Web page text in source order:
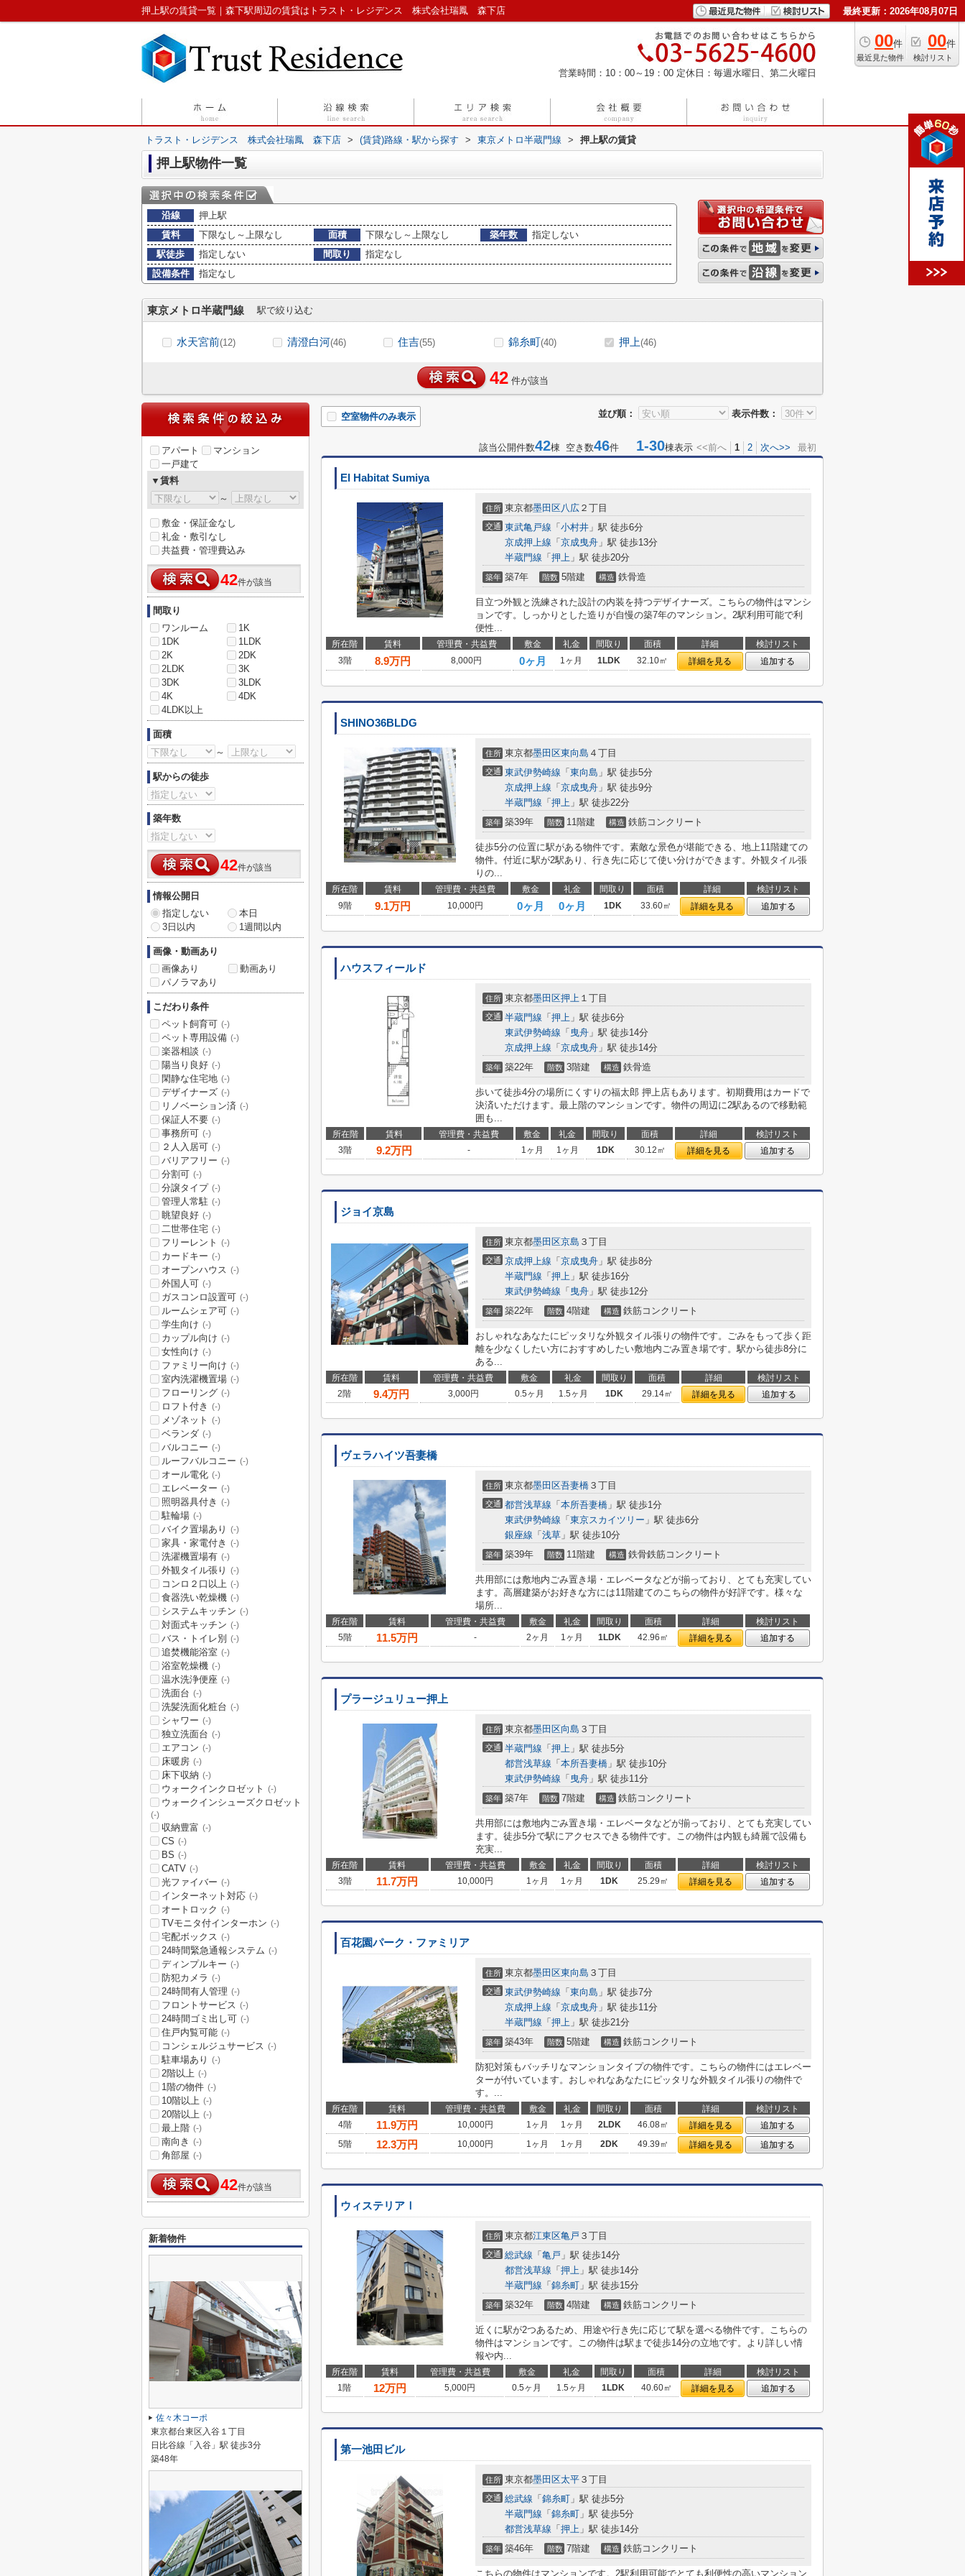
押上駅の賃貸一覧｜森下駅周辺の賃貸はトラスト・レジデンス 株式会社瑞鳳 森下店 最終更新：2026年08月07日
00件
最近見た物件
00件
検討リスト
営業時間：10：00～19：00 定休日：毎週水曜日、第二火曜日
トラスト・レジデンス 株式会社瑞鳳 森下店 > (賃貸)路線・駅から探す > 東京メトロ半蔵門線 > 押上駅の賃貸
押上駅物件一覧
沿線
押上駅
賃料
下限なし～上限なし 面積 下限なし～上限なし 築年数
指定しない
駅徒歩
指定しない 間取り
指定なし
設備条件
指定なし
東京メトロ半蔵門線 駅で絞り込む
水天宮前(12) 清澄白河(46) 住吉(55) 錦糸町(40) 押上(46)
42 件が該当
並び順： 表示件数：
空室物件のみ表示
該当公開件数42棟 空き数46件 1-30棟表示 <<前へ 1 2 次へ>> 最初
El Habitat Sumiya
住所 東京都墨田区八広 ２丁目
交通 東武亀戸線 「 小村井 」駅 徒歩6分
京成押上線 「 京成曳舟 」駅 徒歩13分
半蔵門線 「 押上 」駅 徒歩20分
築年 築7年 階数 5階建 構造 鉄骨造
目立つ外観と洗練された設計の内装を持つデザイナーズ。こちらの物件はマンシ
ョンです。しっかりとした造りが自慢の築7年のマンション。2駅利用可能で利
便性...
所在階 賃料 管理費・共益費 敷金 礼金 間取り 面積 詳細
検討リスト
3階
8.9万円 8,000円 0ヶ月 1ヶ月 1LDK 32.10㎡ 詳細を見る 追加する
SHINO36BLDG
住所 東京都墨田区東向島 ４丁目
交通 東武伊勢崎線 「 東向島 」駅 徒歩5分
京成押上線 「 京成曳舟 」駅 徒歩9分
半蔵門線 「 押上 」駅 徒歩22分
築年 築39年 階数 11階建 構造 鉄筋コンクリート
徒歩5分の位置に駅がある物件です。素敵な景色が堪能できる、地上11階建ての
物件。付近に駅が2駅あり、行き先に応じて使い分けができます。外観タイル張
りの...
所在階 賃料 管理費・共益費 敷金 礼金 間取り 面積 詳細
検討リスト
9階
9.1万円 10,000円 0ヶ月 0ヶ月 1DK 33.60㎡ 詳細を見る 追加する
ハウスフィールド
住所 東京都墨田区押上 １丁目
交通 半蔵門線 「 押上 」駅 徒歩6分
東武伊勢崎線 「 曳舟 」駅 徒歩14分
京成押上線 「 京成曳舟 」駅 徒歩14分
築年 築22年 階数 3階建 構造 鉄骨造
歩いて徒歩4分の場所にくすりの福太郎 押上店もあります。初期費用はカードで
決済いただけます。最上階のマンションです。物件の周辺に2駅あるので移動範
囲も...
所在階 賃料 管理費・共益費 敷金 礼金 間取り 面積 詳細
検討リスト
3階
9.2万円 - 1ヶ月 1ヶ月 1DK 30.12㎡ 詳細を見る 追加する
ジョイ京島
住所 東京都墨田区京島 ３丁目
交通 京成押上線 「 京成曳舟 」駅 徒歩8分
半蔵門線 「 押上 」駅 徒歩16分
東武伊勢崎線 「 曳舟 」駅 徒歩12分
築年 築22年 階数 4階建 構造 鉄筋コンクリート
おしゃれなあなたにピッタリな外観タイル張りの物件です。ごみをもって歩く距
離を少なくしたい方におすすめしたい敷地内ごみ置き場です。駅から徒歩8分に
ある...
所在階 賃料 管理費・共益費 敷金 礼金 間取り 面積 詳細
検討リスト
2階
9.4万円 3,000円 0.5ヶ月 1.5ヶ月 1DK 29.14㎡ 詳細を見る 追加する
ヴェラハイツ吾妻橋
住所 東京都墨田区吾妻橋 ３丁目
交通 都営浅草線 「 本所吾妻橋 」駅 徒歩1分
東武伊勢崎線 「 東京スカイツリー 」駅 徒歩6分
銀座線 「 浅草 」駅 徒歩10分
築年 築39年 階数 11階建 構造 鉄骨鉄筋コンクリート
共用部には敷地内ごみ置き場・エレベータなどが揃っており、とても充実してい
ます。高層建築がお好きな方には11階建てのこちらの物件が好評です。様々な
場所...
所在階 賃料 管理費・共益費 敷金 礼金 間取り 面積 詳細
検討リスト
5階
11.5万円 - 2ヶ月 1ヶ月 1LDK 42.96㎡ 詳細を見る 追加する
プラージュリュー押上
住所 東京都墨田区向島 ３丁目
交通 半蔵門線 「 押上 」駅 徒歩5分
都営浅草線 「 本所吾妻橋 」駅 徒歩10分
東武伊勢崎線 「 曳舟 」駅 徒歩11分
築年 築7年 階数 7階建 構造 鉄筋コンクリート
共用部には敷地内ごみ置き場・エレベータなどが揃っており、とても充実してい
ます。徒歩5分で駅にアクセスできる物件です。この物件は内観も綺麗で設備も
充実...
所在階 賃料 管理費・共益費 敷金 礼金 間取り 面積 詳細
検討リスト
3階
11.7万円 10,000円 1ヶ月 1ヶ月 1DK 25.29㎡ 詳細を見る 追加する
百花園パーク・ファミリア
住所 東京都墨田区東向島 ３丁目
交通 東武伊勢崎線 「 東向島 」駅 徒歩7分
京成押上線 「 京成曳舟 」駅 徒歩11分
半蔵門線 「 押上 」駅 徒歩21分
築年 築43年 階数 5階建 構造 鉄筋コンクリート
防犯対策もバッチリなマンションタイプの物件です。こちらの物件にはエレベー
ターが付いています。おしゃれなあなたにピッタリな外観タイル張りの物件で
す。...
所在階 賃料 管理費・共益費 敷金 礼金 間取り 面積 詳細
検討リスト
4階
11.9万円 10,000円 1ヶ月 1ヶ月 2LDK 46.08㎡ 詳細を見る
追加する
5階
12.3万円 10,000円 1ヶ月 1ヶ月 2DK 49.39㎡ 詳細を見る 追加する
ウィステリアⅠ
住所 東京都江東区亀戸 ３丁目
交通 総武線 「 亀戸 」駅 徒歩14分
都営浅草線 「 押上 」駅 徒歩14分
半蔵門線 「 錦糸町 」駅 徒歩15分
築年 築32年 階数 4階建 構造 鉄筋コンクリート
近くに駅が2つあるため、用途や行き先に応じて駅を選べる物件です。こちらの
物件はマンションです。この物件は駅まで徒歩14分の立地です。より詳しい情
報や内...
所在階 賃料 管理費・共益費 敷金 礼金 間取り 面積 詳細
検討リスト
1階
12万円 5,000円 0.5ヶ月 1.5ヶ月 1LDK 40.60㎡ 詳細を見る 追加する
第一池田ビル
住所 東京都墨田区太平 ３丁目
交通 総武線 「 錦糸町 」駅 徒歩5分
半蔵門線 「 錦糸町 」駅 徒歩5分
都営浅草線 「 押上 」駅 徒歩14分
築年 築46年 階数 7階建 構造 鉄筋コンクリート
こちらの物件はマンションです。2駅利用可能でとても利便性の高いマンション
アパート
マンション
一戸建て
▼賃料
～
敷金・保証金なし
礼金・敷引なし
共益費・管理費込み
42件が該当
間取り
ワンルーム
1K
1DK
1LDK
2K
2DK
2LDK
3K
3DK
3LDK
4K
4DK
4LDK以上
面積
～
駅からの徒歩
築年数
42件が該当
情報公開日
指定しない
本日
3日以内
1週間以内
画像・動画あり
画像あり
動画あり
パノラマあり
こだわり条件
ペット飼育可 (-)
ペット専用設備 (-)
楽器相談 (-)
陽当り良好 (-)
閑静な住宅地 (-)
デザイナーズ (-)
リノベーション済 (-)
保証人不要 (-)
事務所可 (-)
２人入居可 (-)
バリアフリー (-)
分割可 (-)
分譲タイプ (-)
管理人常駐 (-)
眺望良好 (-)
二世帯住宅 (-)
フリーレント (-)
カードキー (-)
オープンハウス (-)
外国人可 (-)
ガスコンロ設置可 (-)
ルームシェア可 (-)
学生向け (-)
カップル向け (-)
女性向け (-)
ファミリー向け (-)
室内洗濯機置場 (-)
フローリング (-)
ロフト付き (-)
メゾネット (-)
ベランダ (-)
バルコニー (-)
ルーフバルコニー (-)
オール電化 (-)
エレベーター (-)
照明器具付き (-)
駐輪場 (-)
バイク置場あり (-)
家具・家電付き (-)
洗濯機置場有 (-)
外観タイル張り (-)
コンロ２口以上 (-)
食器洗い乾燥機 (-)
システムキッチン (-)
対面式キッチン (-)
バス・トイレ別 (-)
追焚機能浴室 (-)
浴室乾燥機 (-)
温水洗浄便座 (-)
洗面台 (-)
洗髪洗面化粧台 (-)
シャワー (-)
独立洗面台 (-)
エアコン (-)
床暖房 (-)
床下収納 (-)
ウォークインクロゼット (-)
ウォークインシューズクロゼット
(-)
収納豊富 (-)
CS (-)
BS (-)
CATV (-)
光ファイバー (-)
インターネット対応 (-)
オートロック (-)
TVモニタ付インターホン (-)
宅配ボックス (-)
24時間緊急通報システム (-)
ディンプルキー (-)
防犯カメラ (-)
24時間有人管理 (-)
フロントサービス (-)
24時間ゴミ出し可 (-)
住戸内覧可能 (-)
コンシェルジュサービス (-)
駐車場あり (-)
2階以上 (-)
1階の物件 (-)
10階以上 (-)
20階以上 (-)
最上階 (-)
南向き (-)
角部屋 (-)
42件が該当
新着物件
佐々木コーポ
東京都台東区入谷１丁目
日比谷線「入谷」駅 徒歩3分
築48年